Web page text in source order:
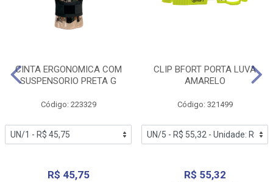
CINTA ERGONOMICA COM
SUSPENSORIO PRETA G
Código: 223329
R$ 45,75
CLIP BFORT PORTA LUVA
AMARELO
Código: 321499
R$ 55,32